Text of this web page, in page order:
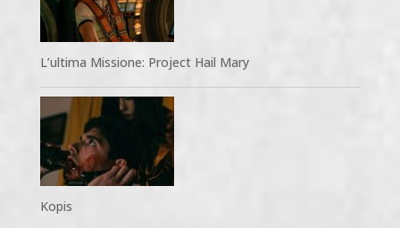
L’ultima Missione: Project Hail Mary
Kopis